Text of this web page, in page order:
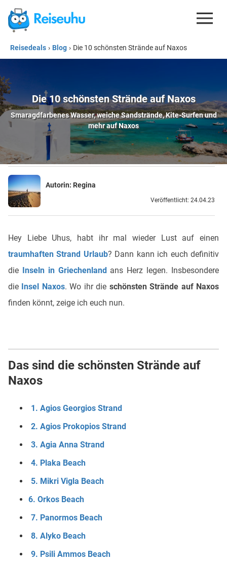
REISEDEALS
KREDITKARTEN
ESIM
REISEBLOG
Reisedeals › Blog › Die 10 schönsten Strände auf Naxos
Die 10 schönsten Strände auf Naxos
Smaragdfarbenes Wasser, weiche Sandstrände, Kite-Surfen und
mehr auf Naxos
Autorin: Regina
Veröffentlicht: 24.04.23
Hey Liebe Uhus, habt ihr mal wieder Lust auf einen
traumhaften Strand Urlaub? Dann kann ich euch definitiv
die Inseln in Griechenlandans Herz legen. Insbesondere
die Insel Naxos. Wo ihr die schönsten Strände auf Naxos
finden könnt, zeige ich euch nun.
Das sind die schönsten Strände auf
Naxos
1. Agios Georgios Strand
2. Agios Prokopios Strand
3. Agia Anna Strand
4. Plaka Beach
5. Mikri Vigla Beach
6. Orkos Beach
7. Panormos Beach
8. Alyko Beach
9. Psili Ammos Beach